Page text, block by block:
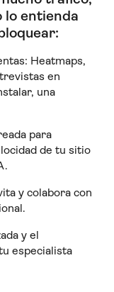
lo entienda
Heatmaps,
en
una
para
de tu sitio
y colabora con
y el
especialista